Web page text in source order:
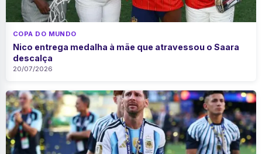
COPA DO MUNDO
Nico entrega medalha à mãe que atravessou o Saara
descalça
20/07/2026